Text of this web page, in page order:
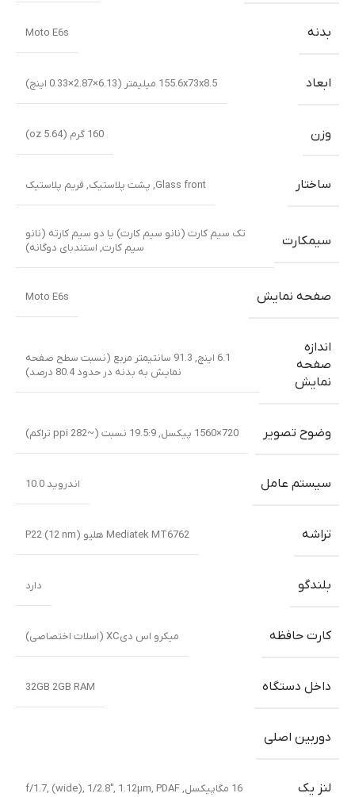
بدنه Moto E6s
ابعاد 155.6x73x8.5 میلیمتر (6.13×2.87×0.33 اینچ)
وزن 160 گرم (5.64 oz)
ساختار Glass front, پشت پلاستیک, فریم پلاستیک
سیمکارت
تک سیم کارت (نانو سیم کارت) یا دو سیم کارته (نانو
سیم کارت, استندبای دوگانه)
صفحه نمایش Moto E6s
اندازه
صفحه
نمایش
6.1 اینچ, 91.3 سانتیمتر مربع (نسبت سطح صفحه
نمایش به بدنه در حدود 80.4 درصد)
وضوح تصویر 720×1560 پیکسل, 19.5:9 نسبت (~282 ppi تراکم)
سیستم عامل اندروید 10.0
تراشه Mediatek MT6762 هلیو P22 (12 nm)
بلندگو دارد
کارت حافظه میکرو اس دیXC (اسلات اختصاصی)
داخل دستگاه 32GB 2GB RAM
دوربین اصلی
لنز یک 16 مگاپیکسل, f/1.7, (wide), 1/2.8″, 1.12µm, PDAF